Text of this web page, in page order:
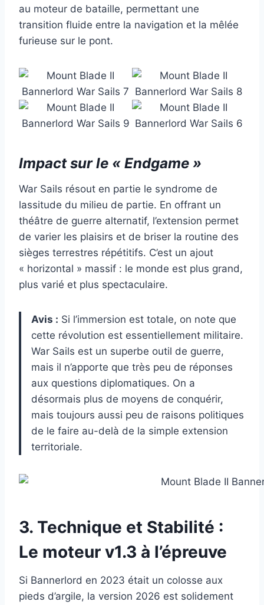
au moteur de bataille, permettant une
transition fluide entre la navigation et la mêlée
furieuse sur le pont.
Impact sur le « Endgame »
War Sails résout en partie le syndrome de
lassitude du milieu de partie. En offrant un
théâtre de guerre alternatif, l’extension permet
de varier les plaisirs et de briser la routine des
sièges terrestres répétitifs. C’est un ajout
« horizontal » massif : le monde est plus grand,
plus varié et plus spectaculaire.
Avis : Si l’immersion est totale, on note que
cette révolution est essentiellement militaire.
War Sails est un superbe outil de guerre,
mais il n’apporte que très peu de réponses
aux questions diplomatiques. On a
désormais plus de moyens de conquérir,
mais toujours aussi peu de raisons politiques
de le faire au-delà de la simple extension
territoriale.
3. Technique et Stabilité :
Le moteur v1.3 à l’épreuve
Si Bannerlord en 2023 était un colosse aux
pieds d’argile, la version 2026 est solidement